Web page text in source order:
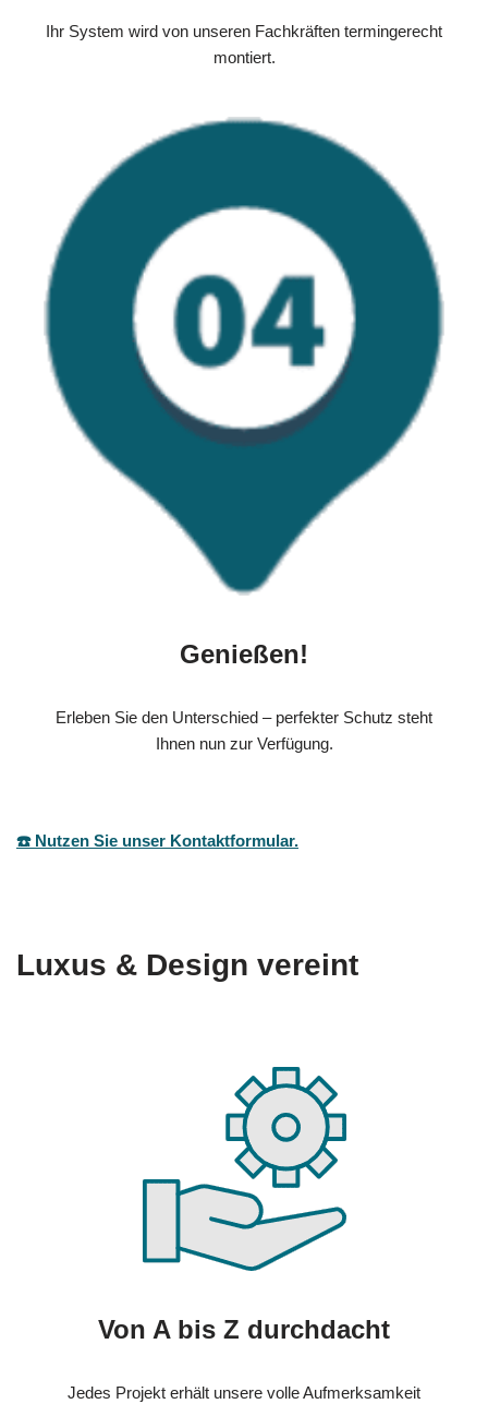
Ihr System wird von unseren Fachkräften termingerecht
montiert.
Genießen!
Erleben Sie den Unterschied – perfekter Schutz steht
Ihnen nun zur Verfügung.
☎️ Nutzen Sie unser Kontaktformular.
Luxus & Design vereint
Von A bis Z durchdacht
Jedes Projekt erhält unsere volle Aufmerksamkeit